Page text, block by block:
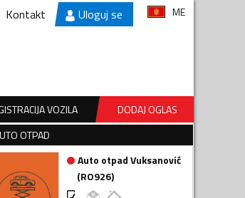
Kontakt Uloguj se ME
VOZILA
DODAJ OGLAS
OTPAD
Auto otpad Vuksanović
(RO926)